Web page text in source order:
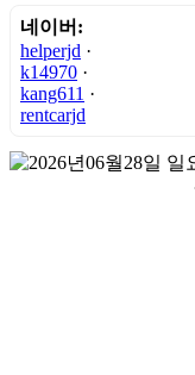
네이버:
helperjd ·
k14970 ·
kang611 ·
rentcarjd